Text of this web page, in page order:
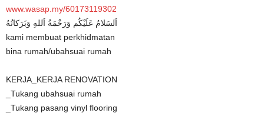
www.wasap.my/60173119302
اَلسَلامُ عَلَيْكُم وَرَحْمَةُ اَللهِ وَبَرَكاتُهُ
kami membuat perkhidmatan
bina rumah/ubahsuai rumah
KERJA_KERJA RENOVATION
_Tukang ubahsuai rumah
_Tukang pasang vinyl flooring